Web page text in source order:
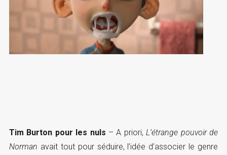
Tim Burton pour les nuls – A priori,L’étrange pouvoir de
Norman avait tout pour séduire, l’idée d’associer le genre